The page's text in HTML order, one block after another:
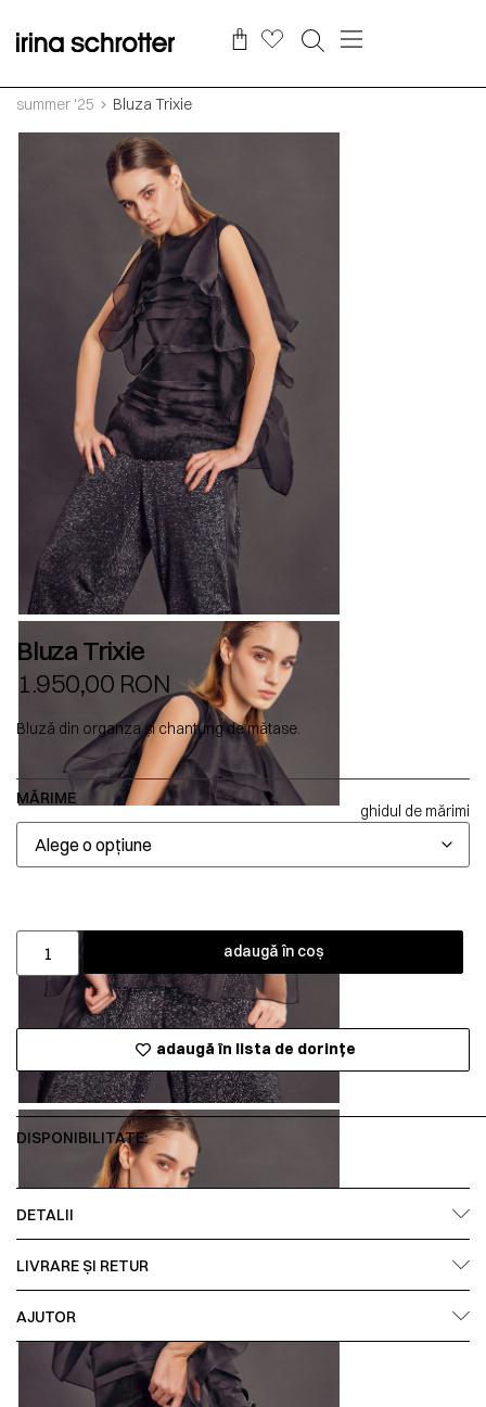
summer '25 Bluza Trixie
Bluza Trixie
1.950,00 RON
Bluză din organza și chantung de mătase.
MĂRIME
ghidul de mărimi
adaugă în coș
adaugă în lista de dorințe
DISPONIBILITATE:
DETALII
LIVRARE ȘI RETUR
AJUTOR